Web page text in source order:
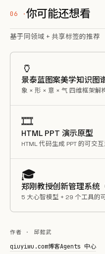
你可能还想看
基于同领域 + 共享标签的推荐
🏺
景泰蓝图案美学知识图
象 × 形 × 意 × 气 四维框架解
🎞️
HTML PPT 演示原型
HTML 代码生成 PPT 的可交
🎓
郑刚教授创新管理系统
5 大心智模型 + 29 个工具的
作者 · 邱懿武
qiuyiwu.com博客Agents 中心